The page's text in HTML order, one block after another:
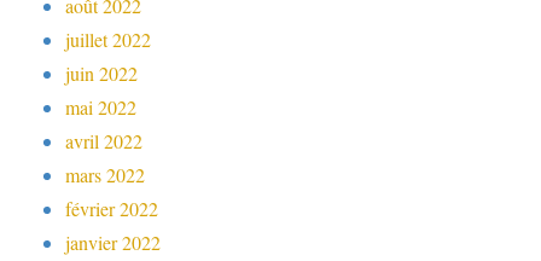
août 2022
juillet 2022
juin 2022
mai 2022
avril 2022
mars 2022
février 2022
janvier 2022